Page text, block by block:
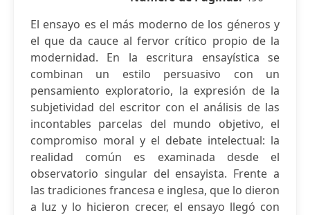
El ensayo es el más moderno de los géneros y
el que da cauce al fervor crítico propio de la
modernidad. En la escritura ensayística se
combinan un estilo persuasivo con un
pensamiento exploratorio, la expresión de la
subjetividad del escritor con el análisis de las
incontables parcelas del mundo objetivo, el
compromiso moral y el debate intelectual: la
realidad común es examinada desde el
observatorio singular del ensayista. Frente a
las tradiciones francesa e inglesa, que lo dieron
a luz y lo hicieron crecer, el ensayo llegó con